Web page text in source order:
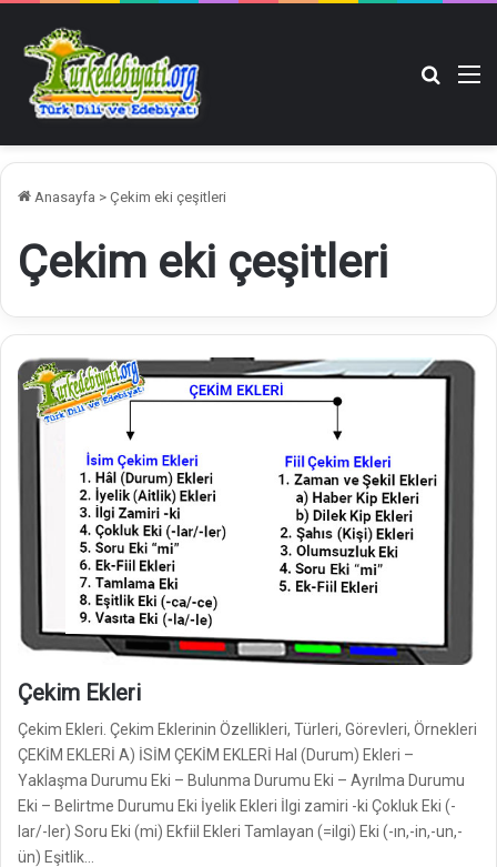
Anasayfa > Çekim eki çeşitleri
Çekim eki çeşitleri
Çekim Ekleri
Çekim Ekleri. Çekim Eklerinin Özellikleri, Türleri, Görevleri, Örnekleri
ÇEKİM EKLERİ A) İSİM ÇEKİM EKLERİ Hal (Durum) Ekleri –
Yaklaşma Durumu Eki – Bulunma Durumu Eki – Ayrılma Durumu
Eki – Belirtme Durumu Eki İyelik Ekleri İlgi zamiri -ki Çokluk Eki (-
lar/-ler) Soru Eki (mi) Ekfiil Ekleri Tamlayan (=ilgi) Eki (-ın,-in,-un,-
ün) Eşitlik…